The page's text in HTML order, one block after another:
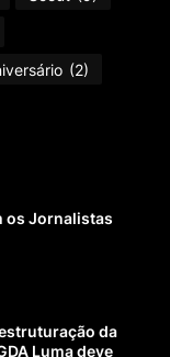
(2)
os Jornalistas
da
Luma deve